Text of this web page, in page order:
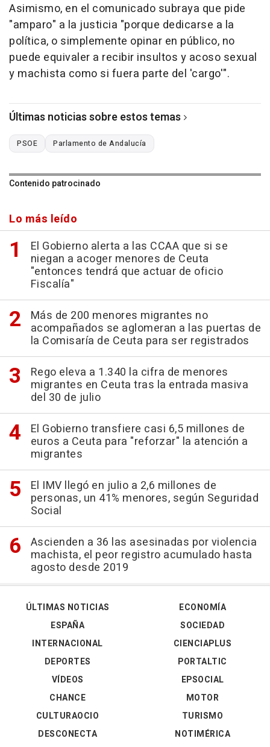
Asimismo, en el comunicado subraya que pide
"amparo" a la justicia "porque dedicarse a la
política, o simplemente opinar en público, no
puede equivaler a recibir insultos y acoso sexual
y machista como si fuera parte del 'cargo'".
Últimas noticias sobre estos temas
PSOE Parlamento de Andalucía
Contenido patrocinado
Lo más leído
El Gobierno alerta a las CCAA que si se
niegan a acoger menores de Ceuta
"entonces tendrá que actuar de oficio
Fiscalía"
Más de 200 menores migrantes no
acompañados se aglomeran a las puertas de
la Comisaría de Ceuta para ser registrados
Rego eleva a 1.340 la cifra de menores
migrantes en Ceuta tras la entrada masiva
del 30 de julio
El Gobierno transfiere casi 6,5 millones de
euros a Ceuta para "reforzar" la atención a
migrantes
El IMV llegó en julio a 2,6 millones de
personas, un 41% menores, según Seguridad
Social
Ascienden a 36 las asesinadas por violencia
machista, el peor registro acumulado hasta
agosto desde 2019
ÚLTIMAS NOTICIAS
ESPAÑA
INTERNACIONAL
DEPORTES
VÍDEOS
ECONOMÍA
SOCIEDAD
CIENCIAPLUS
PORTALTIC
EPSOCIAL
CHANCE
CULTURAOCIO
DESCONECTA
MOTOR
TURISMO
NOTIMÉRICA